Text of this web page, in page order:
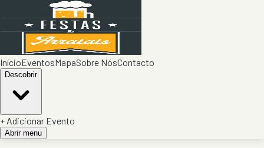
InícioEventosMapaSobre NósContacto
Descobrir
+ Adicionar Evento
Abrir menu